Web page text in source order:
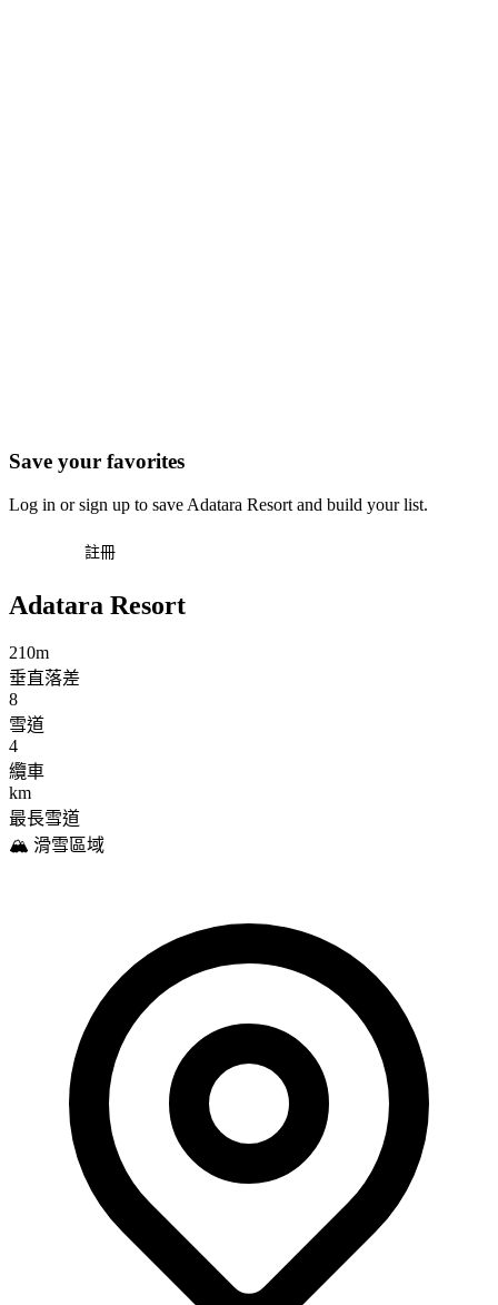
Save your favorites
Log in or sign up to save Adatara Resort and build your list.
註冊
Adatara Resort
210m
垂直落差
8
雪道
4
纜車
km
最長雪道
🏔️ 滑雪區域